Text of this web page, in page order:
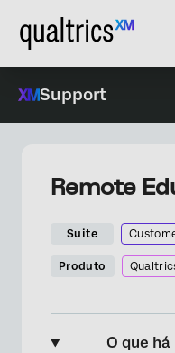
Support
Remote
Suite
Produto
O que